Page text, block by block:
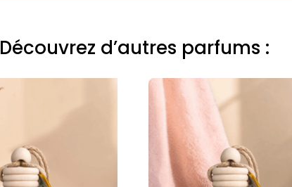
Découvrez d’autres parfums :